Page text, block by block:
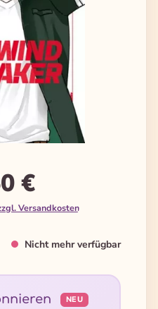
€
Versandkosten
Nicht mehr verfügbar
NEU